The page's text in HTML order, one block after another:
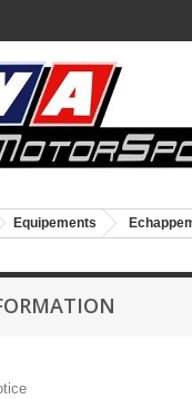
Equipements